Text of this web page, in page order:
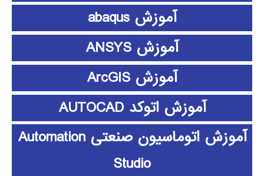
آموزش abaqus
آموزش ANSYS
آموزش ArcGIS
آموزش اتوکد AUTOCAD
آموزش اتوماسیون صنعتی Automation
Studio